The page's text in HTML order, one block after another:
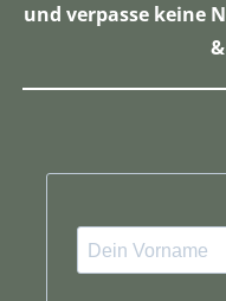
und verpasse keine